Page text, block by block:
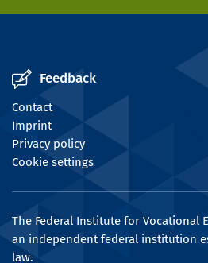
Feedback
Contact
Imprint
Privacy policy
Cookie settings
The Federal Institute for Vocational
an independent federal institution
law.